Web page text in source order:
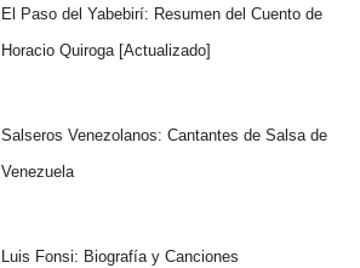
El Paso del Yabebirí: Resumen del Cuento de
Horacio Quiroga [Actualizado]
Salseros Venezolanos: Cantantes de Salsa de
Venezuela
Luis Fonsi: Biografía y Canciones